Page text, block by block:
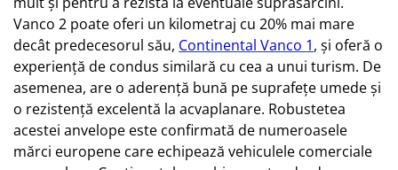
Vanco 2 poate oferi un kilometraj cu 20% mai mare
decât predecesorul său, Continental Vanco 1, și oferă o
experiență de condus similară cu cea a unui turism. De
asemenea, are o aderență bună pe suprafețe umede și
o rezistență excelentă la acvaplanare. Robustetea
acestei anvelope este confirmată de numeroasele
mărci europene care echipează vehiculele comerciale